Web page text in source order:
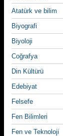
Atatürk ve bilim
Biyografi
Biyoloji
Coğrafya
Din Kültürü
Edebiyat
Felsefe
Fen Bilimleri
Fen ve Teknoloji